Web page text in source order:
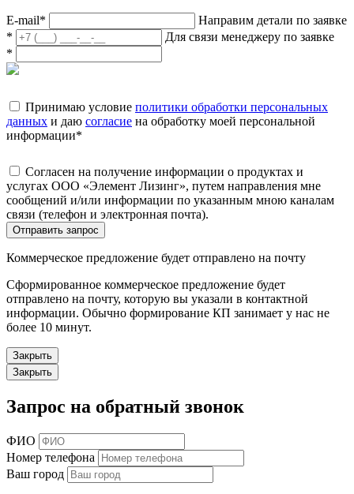
E-mail*
Направим детали по заявке
*
Для связи менеджеру по заявке
*
Принимаю условие политики обработки персональных
данных и даю согласие на обработку моей персональной
информации*
Согласен на получение информации о продуктах и
услугах ООО «Элемент Лизинг», путем направления мне
сообщений и/или информации по указанным мною каналам
связи (телефон и электронная почта).
Отправить запрос
Коммерческое предложение будет отправлено на почту
Сформированное коммерческое предложение будет
отправлено на почту, которую вы указали в контактной
информации. Обычно формирование КП занимает у нас не
более 10 минут.
Закрыть
Закрыть
Запрос на обратный звонок
ФИО
Номер телефона
Ваш город